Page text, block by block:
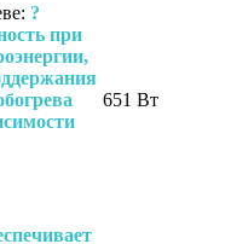
?
при
651 Вт